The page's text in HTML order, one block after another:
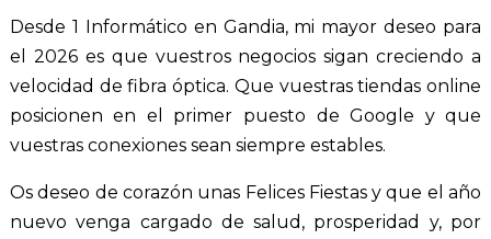
Desde 1 Informático en Gandia, mi mayor deseo para
el 2026 es que vuestros negocios sigan creciendo a
velocidad de fibra óptica. Que vuestras tiendas online
posicionen en el primer puesto de Google y que
vuestras conexiones sean siempre estables.
Os deseo de corazón unas Felices Fiestas y que el año
nuevo venga cargado de salud, prosperidad y, por